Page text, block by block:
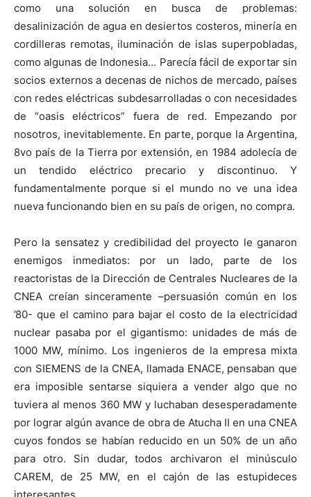
como una solución en busca de problemas:
desalinización de agua en desiertos costeros, minería en
cordilleras remotas, iluminación de islas superpobladas,
como algunas de Indonesia… Parecía fácil de exportar sin
socios externos a decenas de nichos de mercado, países
con redes eléctricas subdesarrolladas o con necesidades
de “oasis eléctricos” fuera de red. Empezando por
nosotros, inevitablemente. En parte, porque la Argentina,
8vo país de la Tierra por extensión, en 1984 adolecía de
un tendido eléctrico precario y discontinuo. Y
fundamentalmente porque si el mundo no ve una idea
nueva funcionando bien en su país de origen, no compra.
Pero la sensatez y credibilidad del proyecto le ganaron
enemigos inmediatos: por un lado, parte de los
reactoristas de la Dirección de Centrales Nucleares de la
CNEA creían sinceramente –persuasión común en los
’80- que el camino para bajar el costo de la electricidad
nuclear pasaba por el gigantismo: unidades de más de
1000 MW, mínimo. Los ingenieros de la empresa mixta
con SIEMENS de la CNEA, llamada ENACE, pensaban que
era imposible sentarse siquiera a vender algo que no
tuviera al menos 360 MW y luchaban desesperadamente
por lograr algún avance de obra de Atucha II en una CNEA
cuyos fondos se habían reducido en un 50% de un año
para otro. Sin dudar, todos archivaron el minúsculo
CAREM, de 25 MW, en el cajón de las estupideces